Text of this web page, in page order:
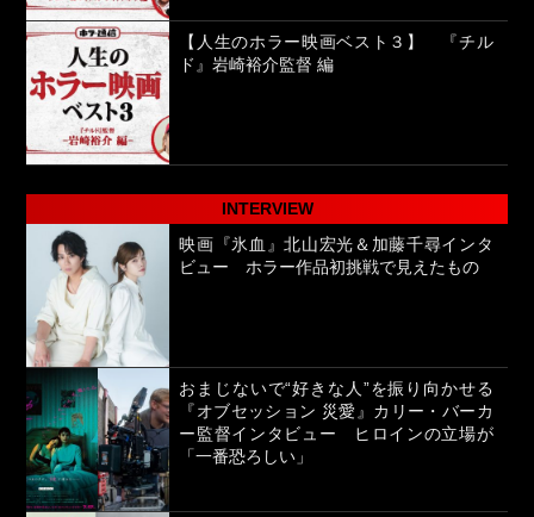
【人生のホラー映画ベスト３】 『チル
ド』岩崎裕介監督 編
INTERVIEW
映画『氷血』北山宏光＆加藤千尋インタ
ビュー ホラー作品初挑戦で見えたもの
おまじないで“好きな人”を振り向かせる
『オブセッション 災愛』カリー・バーカ
ー監督インタビュー ヒロインの立場が
「一番恐ろしい」